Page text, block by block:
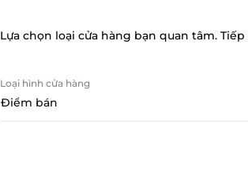
Lựa chọn loại cửa hàng bạn quan tâm.
Loại hình cửa hàng
Điểm bán